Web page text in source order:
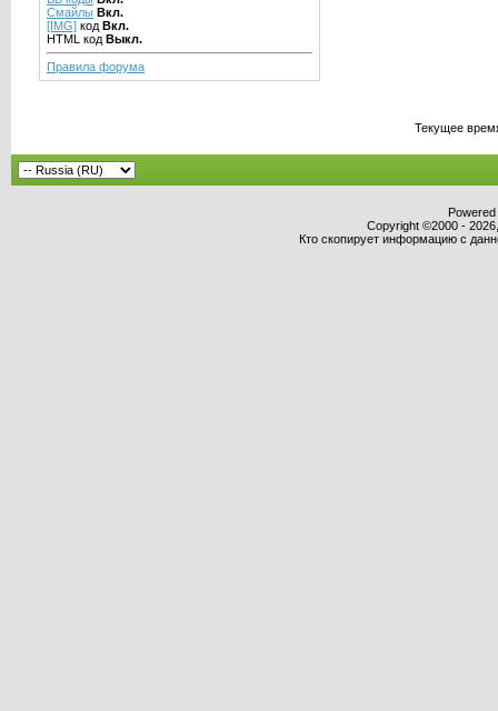
Смайлы Вкл.
[IMG]код Вкл.
HTML код Выкл.
Правила форума
Текущее
Copyright ©2000 -
Кто скопирует информацию с